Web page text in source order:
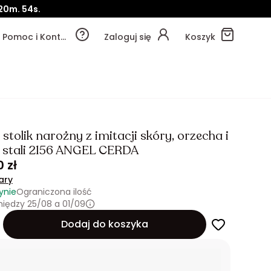
51s.
Pomoc i Kontakt Zaloguj się Koszyk
stolik narożny z imitacji skóry, orzecha i
2156 ANGEL CERDA
zł
Ograniczona ilość
25/08 a 01/09
Dodaj do koszyka